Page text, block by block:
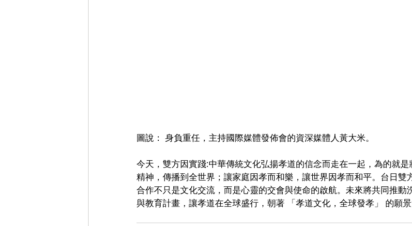
圖說： 身負重任，主持國際媒體發佈會的資深媒體人黃大米。
今天，雙方因實踐:中華傳統文化弘揚孝道的信念而走在一起，為的就
精神，傳播到全世界；讓家庭因孝而和樂，讓世界因孝而和平。台日雙
合作不只是文化交流，而是心靈的交會與使命的啟航。未來將共同推動
與教育計畫，讓孝道在全球盛行，朝著 「孝道文化，全球發孝」 的願景